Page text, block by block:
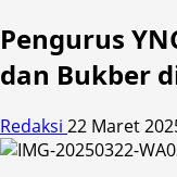
Pengurus
dan Bukber
Redaksi 22 Maret